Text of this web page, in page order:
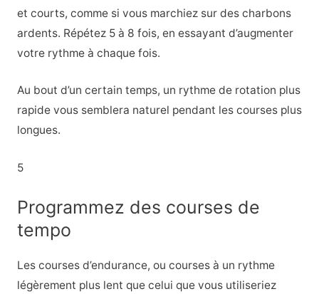
et courts, comme si vous marchiez sur des charbons
ardents. Répétez 5 à 8 fois, en essayant d’augmenter
votre rythme à chaque fois.
Au bout d’un certain temps, un rythme de rotation plus
rapide vous semblera naturel pendant les courses plus
longues.
5
Programmez des courses de
tempo
Les courses d’endurance, ou courses à un rythme
légèrement plus lent que celui que vous utiliseriez